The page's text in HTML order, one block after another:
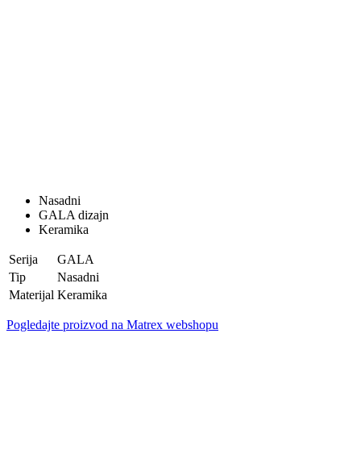
Nasadni
GALA dizajn
Keramika
Serija
GALA
Tip
Nasadni
Materijal Keramika
Pogledajte proizvod na Matrex webshopu